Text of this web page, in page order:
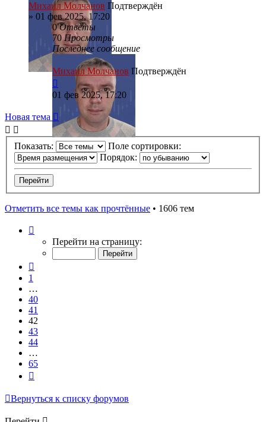
Михаил Молчанов Подтверждён
» 01 фев 2025, 17:20
0Ответы
70Просмотры
Последнее сообщение
Михаил Молчанов Подтверждён
01 фев 2025, 17:20
Новая тема
Показать:
Поле сортировки:
Порядок:
Отметить все темы как прочтённые • 1606 тем
42
Перейти на страницу:
1
…
40
41
42
43
44
…
65
Вернуться к списку форумов